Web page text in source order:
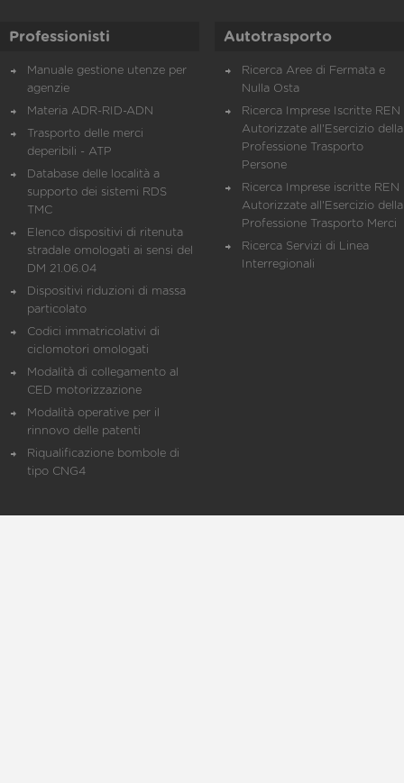
Professionisti
Manuale gestione utenze per
agenzie
Materia ADR-RID-ADN
Trasporto delle merci
deperibili - ATP
Database delle località a
supporto dei sistemi RDS
TMC
Elenco dispositivi di ritenuta
stradale omologati ai sensi del
DM 21.06.04
Dispositivi riduzioni di massa
particolato
Codici immatricolativi di
ciclomotori omologati
Modalità di collegamento al
CED motorizzazione
Modalità operative per il
rinnovo delle patenti
Riqualificazione bombole di
tipo CNG4
Autotrasporto
Ricerca Aree di Fermata e
Nulla Osta
Ricerca Imprese Iscritte REN
Autorizzate all'Esercizio della
Professione Trasporto
Persone
Ricerca Imprese iscritte REN
Autorizzate all'Esercizio della
Professione Trasporto Merci
Ricerca Servizi di Linea
Interregionali